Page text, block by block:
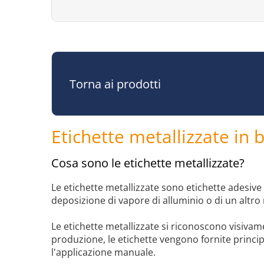
Torna ai prodotti
Etichette metallizzate in
Cosa sono le etichette metallizzate?
Le etichette metallizzate sono etichette
deposizione di vapore di alluminio o di un
Le etichette metallizzate si riconoscono
produzione, le etichette vengono fornite
l'applicazione manuale.